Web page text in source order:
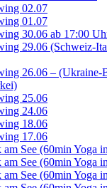
02.07
01.07
30.06 ab 17:00
29.06 (Schweiz-
26.06 – (Ukraine-
25.06
24.06
18.06
17.06
am See (60min Yoga
am See (60min Yoga
am See (60min Yoga